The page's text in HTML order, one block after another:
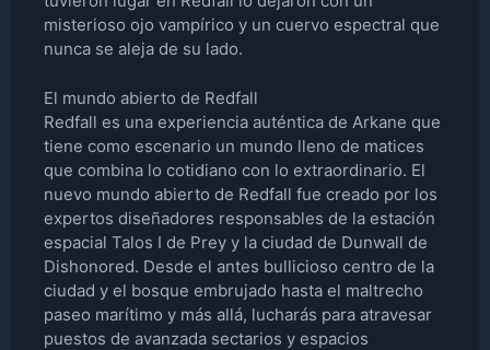
misterioso ojo vampírico y un cuervo espectral que
nunca se aleja de su lado.
El mundo abierto de Redfall
Redfall es una experiencia auténtica de Arkane que
tiene como escenario un mundo lleno de matices
que combina lo cotidiano con lo extraordinario. El
nuevo mundo abierto de Redfall fue creado por los
expertos diseñadores responsables de la estación
espacial Talos I de Prey y la ciudad de Dunwall de
Dishonored. Desde el antes bullicioso centro de la
ciudad y el bosque embrujado hasta el maltrecho
paseo marítimo y más allá, lucharás para atravesar
puestos de avanzada sectarios y espacios